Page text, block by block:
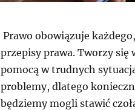
Prawo obowiązuje
przepisy prawa. Tworzy się
pomocą w trudnych
problemy, dlatego
będziemy mogli stawić